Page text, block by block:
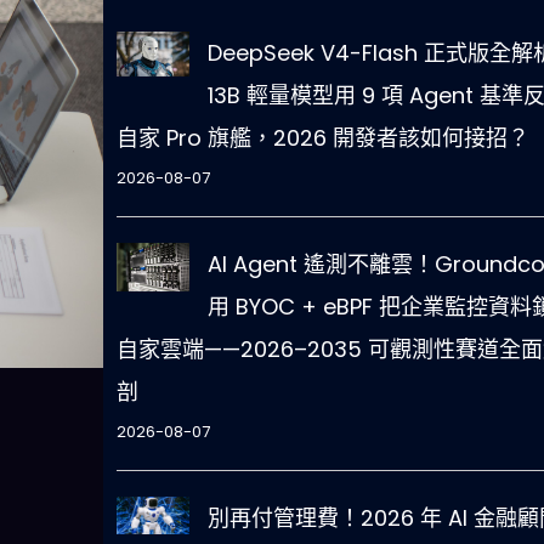
DeepSeek V4-Flash 正式版全解
13B 輕量模型用 9 項 Agent 基準
自家 Pro 旗艦，2026 開發者該如何接招？
2026-08-07
AI Agent 遙測不離雲！
用 BYOC + eBPF 把企業監控資料
自家雲端——2026–2035 可觀測性賽道全
剖
2026-08-07
別再付管理費！2026 年 AI 金融顧